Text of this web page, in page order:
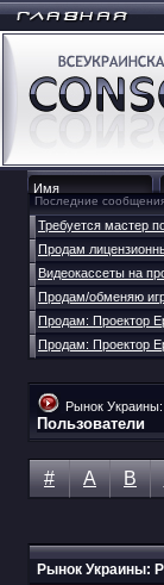
Последние
Требуется мастер
Продам
Видеокассеты на
Продам/обменяю
Продам: Проектор
Продам: Проектор
Рынок Украины:
Пользователи
# A B
Рынок Украины: